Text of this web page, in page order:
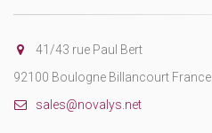
41/43 rue Paul Bert
92100 Boulogne Billancourt France
sales@novalys.net